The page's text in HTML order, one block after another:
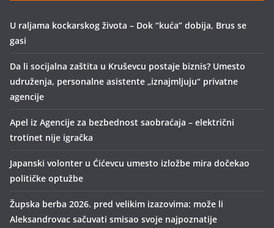
U raljama kockarskog života – Dok “kuća” dobija, Brus se
gasi
Da li socijalna zaštita u Kruševcu postaje biznis? Umesto
udruženja, personalne asistente „iznajmljuju“ privatne
agencije
Apel iz Agencije za bezbednost saobraćaja – električni
trotinet nije igračka
Japanski volonter u Ćićevcu umesto izložbe mira dočekao
političke optužbe
Župska berba 2026. pred velikim izazovima: može li
Aleksandrovac sačuvati smisao svoje najpoznatije